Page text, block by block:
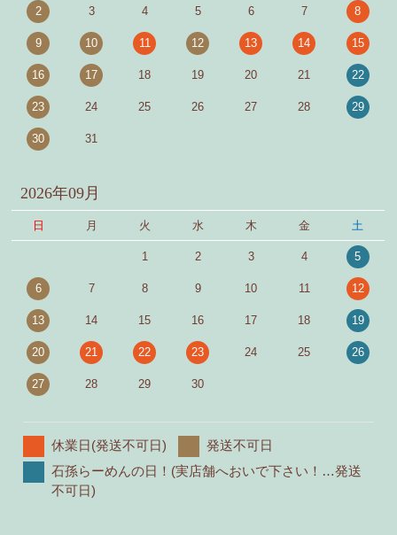
2 3 4 5 6 7 8
9 10 11 12 13 14 15
16 17 18 19 20 21 22
23 24 25 26 27 28 29
30 31
2026年09月
日 月 火 水 木 金 土
1 2 3 4 5
6 7 8 9 10 11 12
13 14 15 16 17 18 19
20 21 22 23 24 25 26
27 28 29 30
休業日(発送不可日)
発送不可日
石孫らーめんの日！(実店舗へおいで下さい！…発送
不可日)